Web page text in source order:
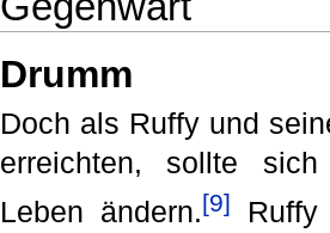
Drumm
Doch als Ruffy und
erreichten, sollte
Leben ändern.[9]
Ruffy